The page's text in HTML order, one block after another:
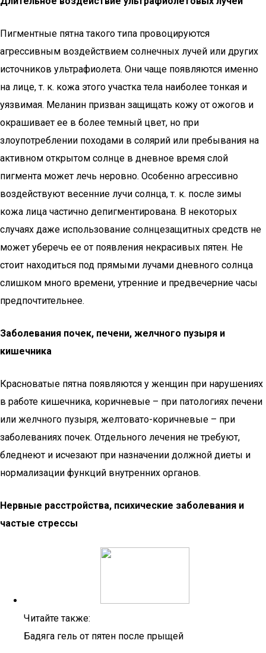
Пигментные пятна такого типа провоцируются
агрессивным воздействием солнечных лучей или других
источников ультрафиолета. Они чаще появляются именно
на лице, т. к. кожа этого участка тела наиболее тонкая и
уязвимая. Меланин призван защищать кожу от ожогов и
окрашивает ее в более темный цвет, но при
злоупотреблении походами в солярий или пребывания на
активном открытом солнце в дневное время слой
пигмента может лечь неровно. Особенно агрессивно
воздействуют весенние лучи солнца, т. к. после зимы
кожа лица частично депигментирована. В некоторых
случаях даже использование солнцезащитных средств не
может уберечь ее от появления некрасивых пятен. Не
стоит находиться под прямыми лучами дневного солнца
слишком много времени, утренние и предвечерние часы
предпочтительнее.
Заболевания почек, печени, желчного пузыря и
кишечника
Красноватые пятна появляются у женщин при нарушениях
в работе кишечника, коричневые – при патологиях печени
или желчного пузыря, желтовато-коричневые – при
заболеваниях почек. Отдельного лечения не требуют,
бледнеют и исчезают при назначении должной диеты и
нормализации функций внутренних органов.
Нервные расстройства, психические заболевания и
частые стрессы
Читайте также:
Бадяга гель от пятен после прыщей